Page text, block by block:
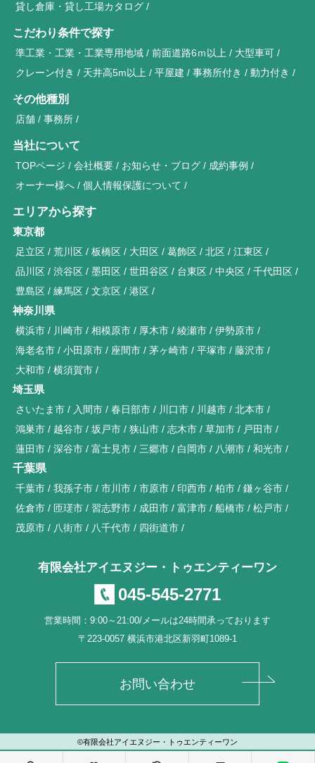
貸し倉庫・貸し工場カタログ
こだわり条件で探す
準工業・工業・工業専用地域 前面道路6ｍ以上
大型車可
クレーン付き
天井高5m以上 平屋建 事務所付き 動力付き
その他種別
店舗 事務所
当社について
TOPページ 会社概要 お知らせ・ブログ
成約事例
オーナー様へ
個人情報保護について
エリアから探す
東京都
足立区 荒川区 板橋区 大田区 葛飾区 北区
江東区
品川区
渋谷区 墨田区 世田谷区 台東区 中央区
千代田区
豊島区
練馬区 文京区 港区
神奈川県
横浜市 川崎市 相模原市 厚木市 綾瀬市
伊勢原市
海老名市
小田原市 座間市 茅ヶ崎市 平塚市
藤沢市
大和市
横須賀市
埼玉県
さいたま市 入間市 春日部市 川口市 川越市
北本市
鴻巣市
越谷市 坂戸市 狭山市 志木市 草加市
戸田市
蓮田市
深谷市 富士見市 三郷市 白岡市 八潮市 和光市
千葉県
千葉市 我孫子市 市川市 市原市 印西市 柏市
鎌ヶ谷市
佐倉市
匝瑳市 習志野市 成田市 富津市 船橋市
松戸市
茂原市
八街市 八千代市 四街道市
有限会社アイエヌジー・トゥエンティーワン
045-545-2771
営業時間：9:00～21:00/メールは24時間承っております
〒223-0057 横浜市港北区新羽町1089-1
お問い合わせ
©有限会社アイエヌジー・トゥエンティーワン